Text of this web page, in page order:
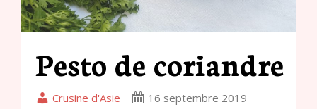
Pesto de coriandre
Crusine d'Asie
16 septembre 2019